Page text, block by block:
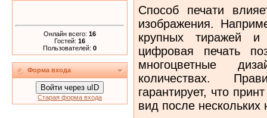
Онлайн всего: 16
Гостей: 16
Пользователей: 0
Форма входа
Войти через uID
Старая форма входа
Способ печати
изображения.
крупных тиражей
цифровая печать
многоцветные
количествах.
гарантирует, что
вид после нескольких